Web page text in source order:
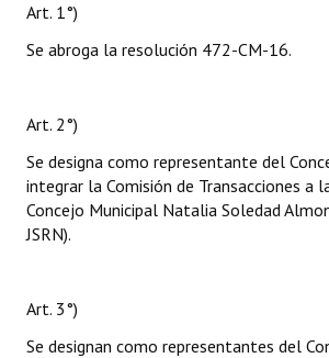
Art. 1°)
Se abroga la resolución 472-CM-16.
Art. 2°)
Se designa como representante del
integrar la Comisión de Transacciones a
Concejo Municipal Natalia Soledad
JSRN).
Art. 3°)
Se designan como representantes del